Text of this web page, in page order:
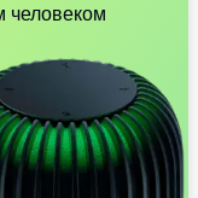
человеком